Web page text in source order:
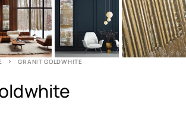
GRANIT GOLDWHITE